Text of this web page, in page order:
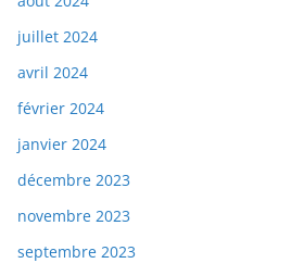
juillet 2024
avril 2024
février 2024
janvier 2024
décembre 2023
novembre 2023
septembre 2023